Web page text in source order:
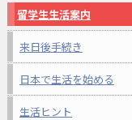
留学生生活案内
来日後手続き
日本で生活を始める
生活ヒント